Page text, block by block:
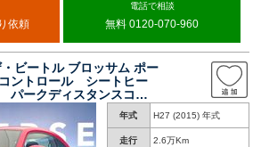
依頼
電話で相談
無料 0120-070-960
ビートル ブロッサム ポー
ントロール シートヒー
ークディスタンスコン
オートライト 一輪挿
トリー スタートシス
年式 H27 (2015) 年式
走行 2.6万Km